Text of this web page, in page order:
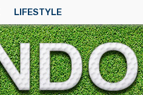
LIFESTYLE